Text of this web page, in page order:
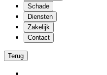
Schade
Diensten
Zakelijk
Contact
Terug